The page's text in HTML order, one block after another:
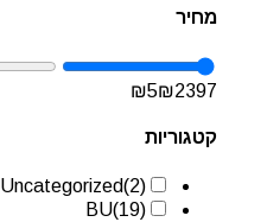
מחיר
₪5₪2397
קטגוריות
Uncategorized(2)
BU(19)